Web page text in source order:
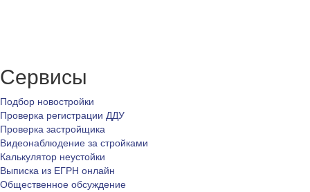
Сервисы
Подбор новостройки
Проверка регистрации ДДУ
Проверка застройщика
Видеонаблюдение за стройками
Калькулятор неустойки
Выписка из ЕГРН онлайн
Общественное обсуждение